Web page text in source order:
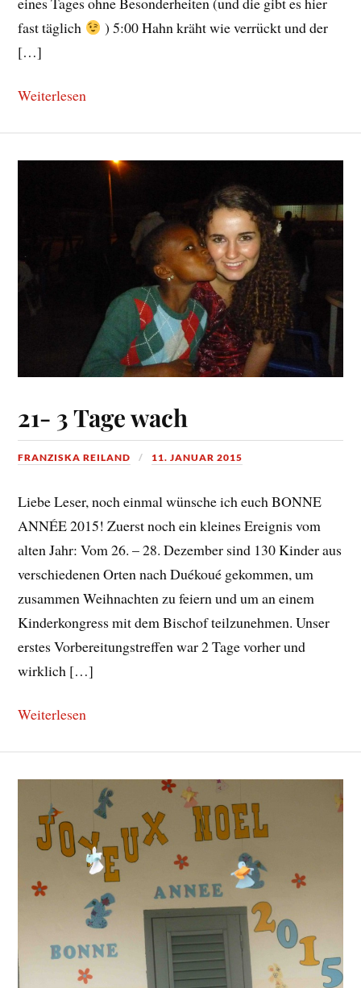
fast täglich
) 5:00 Hahn kräht wie verrückt und der
[…]
Weiterlesen
21- 3 Tage wach
FRANZISKA REILAND 11. JANUAR 2015
Liebe Leser, noch einmal wünsche ich euch BONNE
ANNÉE 2015! Zuerst noch ein kleines Ereignis vom
alten Jahr: Vom 26. – 28. Dezember sind 130 Kinder aus
verschiedenen Orten nach Duékoué gekommen, um
zusammen Weihnachten zu feiern und um an einem
Kinderkongress mit dem Bischof teilzunehmen. Unser
erstes Vorbereitungstreffen war 2 Tage vorher und
wirklich […]
Weiterlesen